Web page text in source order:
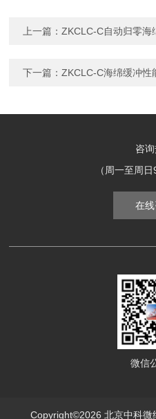
上一篇：ZKCLC-C自动归零海
下一篇：ZKCLC-C海绵缓冲性
咨
（周一至周
在
微信
Copyright©2026 北京中科微